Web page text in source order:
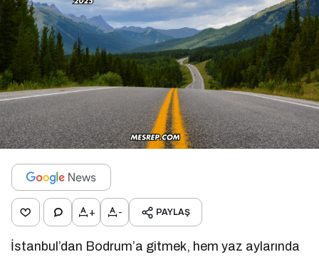
+ - PAYLAŞ
İstanbul’dan Bodrum’a gitmek, hem yaz aylarında